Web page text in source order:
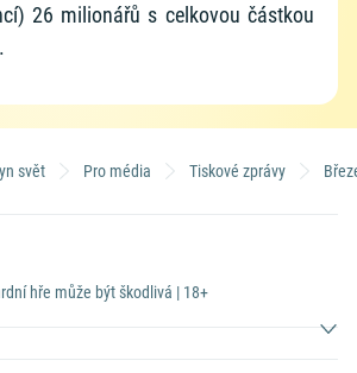
26 milionářů s celkovou částkou
svět Pro média Tiskové zprávy
hře může být škodlivá | 18+